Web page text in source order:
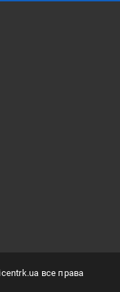
все права